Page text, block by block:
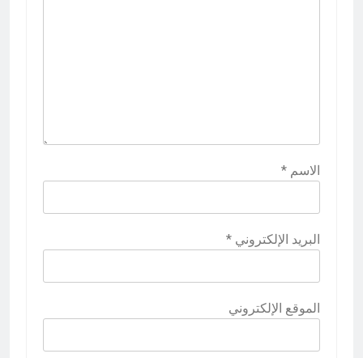
الاسم *
البريد الإلكتروني *
الموقع الإلكتروني